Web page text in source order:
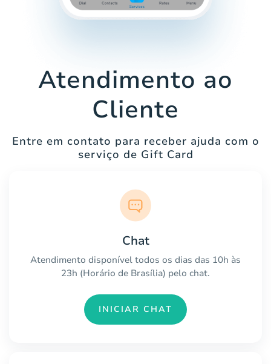
Atendimento ao
Cliente
Entre em contato para receber ajuda com o
serviço de Gift Card
Chat
Atendimento disponível todos os dias das 10h às
23h (Horário de Brasília) pelo chat.
INICIAR CHAT